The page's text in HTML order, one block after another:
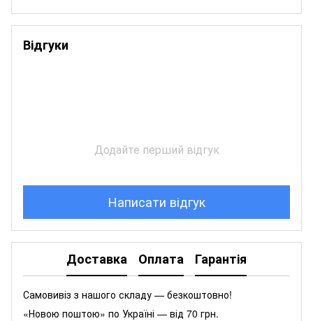
Відгуки
Додайте перший відгук
Написати відгук
Доставка Оплата Гарантія
Самовивіз з нашого складу — безкоштовно!
«Новою поштою» по Україні — від 70 грн.